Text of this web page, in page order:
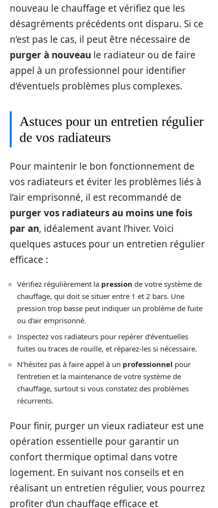
nouveau le chauffage et vérifiez que les
désagréments précédents ont disparu. Si ce
n’est pas le cas, il peut être nécessaire de
purger à nouveau le radiateur ou de faire
appel à un professionnel pour identifier
d’éventuels problèmes plus complexes.
Astuces pour un entretien régulier
de vos radiateurs
Pour maintenir le bon fonctionnement de
vos radiateurs et éviter les problèmes liés à
l’air emprisonné, il est recommandé de
purger vos radiateurs au moins une fois
par an, idéalement avant l’hiver. Voici
quelques astuces pour un entretien régulier
efficace :
Vérifiez régulièrement la pression de votre système de
chauffage, qui doit se situer entre 1 et 2 bars. Une
pression trop basse peut indiquer un problème de fuite
ou d’air emprisonné.
Inspectez vos radiateurs pour repérer d’éventuelles
fuites ou traces de rouille, et réparez-les si nécessaire.
N’hésitez pas à faire appel à un professionnel pour
l’entretien et la maintenance de votre système de
chauffage, surtout si vous constatez des problèmes
récurrents.
Pour finir, purger un vieux radiateur est une
opération essentielle pour garantir un
confort thermique optimal dans votre
logement. En suivant nos conseils et en
réalisant un entretien régulier, vous pourrez
profiter d’un chauffage efficace et